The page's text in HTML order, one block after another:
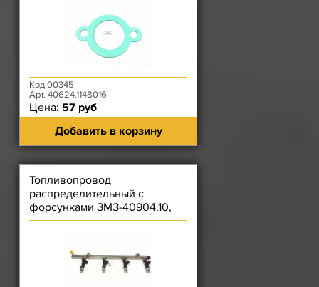
Код 00345
Арт. 40624.1148016
Цена: 57 руб
Добавить в корзину
Топливопровод
распределительный с
форсунками ЗМЗ-40904.10,
40904.10-10 Bosch 0280151244